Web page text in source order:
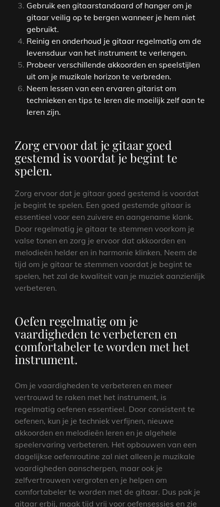
Gebruik een gitaarstandaard of hanger om je
gitaar veilig op te bergen wanneer je hem niet
gebruikt.
Reinig en onderhoud je gitaar regelmatig om de
levensduur van het instrument te verlengen.
Probeer verschillende akkoorden en speelstijlen
uit om je muzikale horizon te verbreden.
Neem lessen van een ervaren gitarist om
technieken en tips te leren die moeilijk zelf aan te
leren zijn.
Zorg ervoor dat je gitaar goed
gestemd is voordat je begint te
spelen.
Zorg ervoor dat je gitaar goed gestemd is voordat
je begint te spelen. Een goed gestemde gitaar is
essentieel voor een zuivere en aangename klank.
Door regelmatig je gitaar te stemmen voorkom je
valse tonen en zorg je ervoor dat akkoorden en
melodieën helder en in harmonie klinken. Neem de
tijd om je gitaar te stemmen voordat je begint te
spelen, het zal de kwaliteit van je muziek aanzienlijk
verbeteren.
Oefen regelmatig om je
vaardigheden te verbeteren en
comfortabeler te worden met het
instrument.
Om je vaardigheden te verbeteren en meer
vertrouwd te raken met het instrument, is
regelmatig oefenen essentieel. Door consistent te
oefenen, kun je je techniek verfijnen, nieuwe
akkoorden en melodieën leren en je algehele
speelervaring verbeteren. Het opbouwen van een
dagelijkse oefenroutine zal niet alleen je muzikale
vaardigheden aanscherpen, maar ook je
zelfvertrouwen vergroten en je helpen om
comfortabeler te worden met de gitaar. Dus pak je
gitaar erbij, maak tijd vrij voor oefensessies en zie